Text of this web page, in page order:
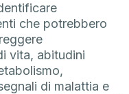
che potrebbero
vita, abitudini
di malattia e